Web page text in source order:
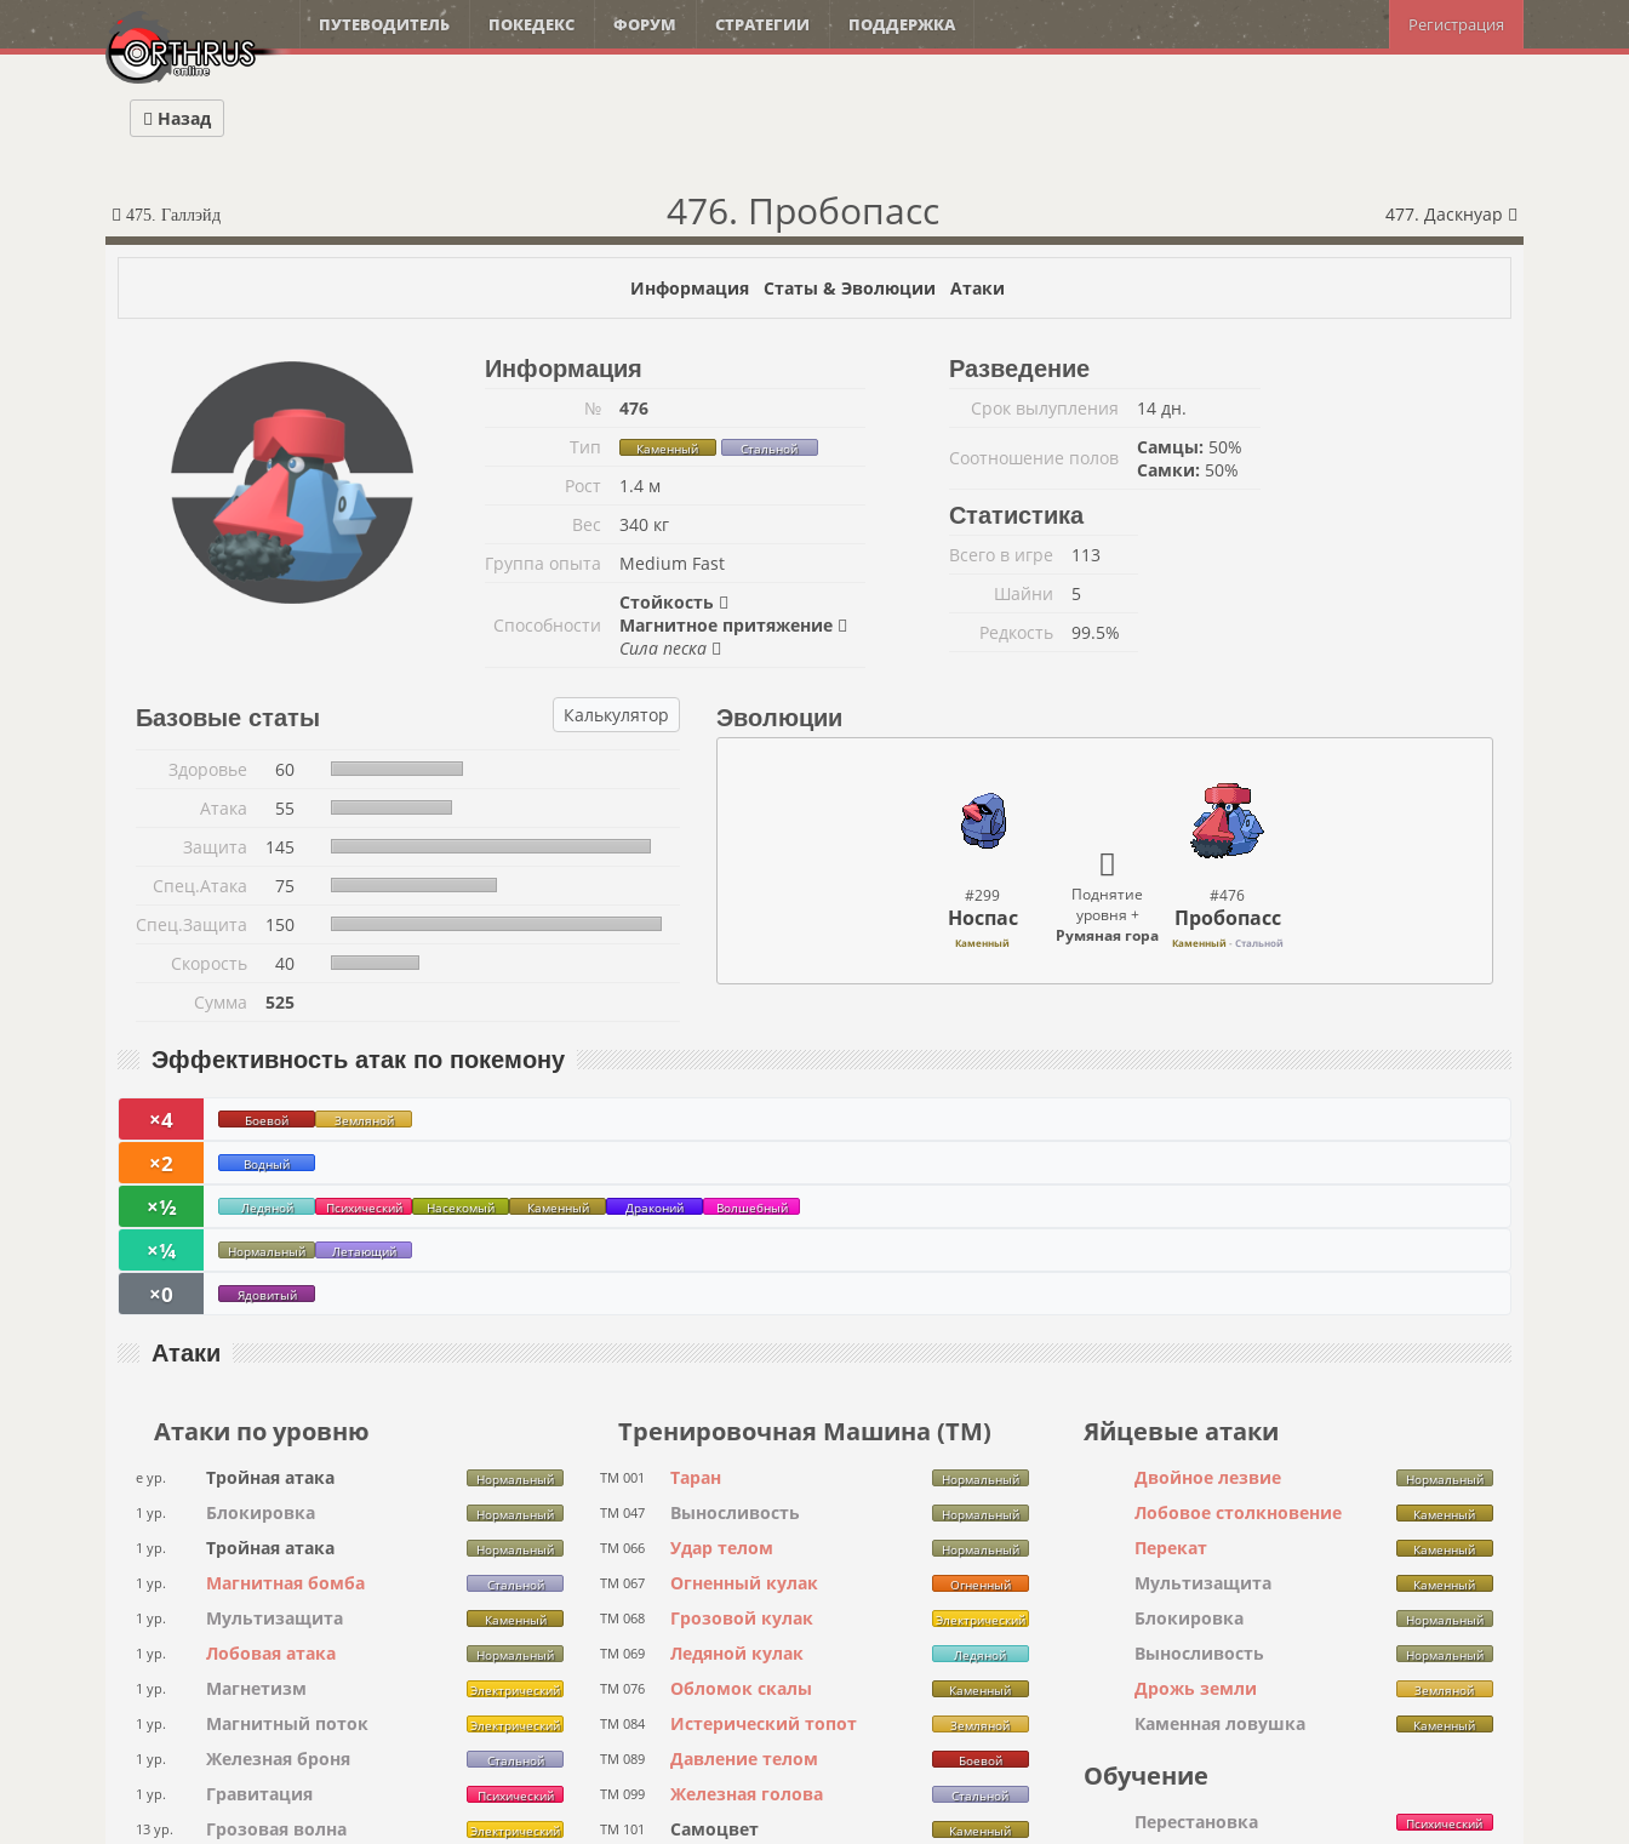
ПУТЕВОДИТЕЛЬ ПОКЕДЕКС ФОРУМ СТРАТЕГИИ ПОДДЕРЖКА Регистрация
476. Пробопасс
475. Галлэйд 477. Даскнуар
Назад
Информация Статы & Эволюции Атаки
Информация
№
476
Тип
Каменный Стальной
Рост
1.4 м
Вес
340 кг
Группа опыта
Medium Fast
Способности
Стойкость
Магнитное притяжение
Сила песка
Разведение
Срок вылупления 14 дн.
Соотношение полов Самцы: 50%
Самки: 50%
Статистика
Всего в игре
113
Шайни
5
Редкость
99.5%
Базовые статы Калькулятор
Здоровье
60
Атака
55
Защита
145
Спец.Атака
75
Спец.Защита
150
Скорость
40
Сумма
525
Эволюции
#299
Носпас
Каменный
Поднятие
уровня +
Румяная гора
#476
Пробопасс
Каменный- Стальной
Эффективность атак по покемону
×4 Боевой Земляной
×2 Водный
×½ Ледяной Психический Насекомый Каменный Драконий Волшебный
×¼ Нормальный Летающий
×0 Ядовитый
Атаки
Атаки по уровню
e ур. Тройная атака Нормальный
1 ур. Блокировка Нормальный
1 ур. Тройная атака Нормальный
1 ур. Магнитная бомба Стальной
1 ур. Мультизащита Каменный
1 ур. Лобовая атака Нормальный
1 ур. Магнетизм Электрический
1 ур. Магнитный поток Электрический
1 ур. Железная броня Стальной
1 ур. Гравитация Психический
13 ур. Грозовая волна Электрический
Тренировочная Машина (ТМ)
ТМ 001 Таран Нормальный
ТМ 047 Выносливость Нормальный
ТМ 066 Удар телом Нормальный
ТМ 067 Огненный кулак Огненный
ТМ 068 Грозовой кулак Электрический
ТМ 069 Ледяной кулак Ледяной
ТМ 076 Обломок скалы Каменный
ТМ 084 Истерический топот Земляной
ТМ 089 Давление телом Боевой
ТМ 099 Железная голова Стальной
ТМ 101 Самоцвет Каменный
Яйцевые атаки
Двойное лезвие Нормальный
Лобовое столкновение Каменный
Перекат Каменный
Мультизащита Каменный
Блокировка Нормальный
Выносливость Нормальный
Дрожь земли Земляной
Каменная ловушка Каменный
Обучение
Перестановка Психический